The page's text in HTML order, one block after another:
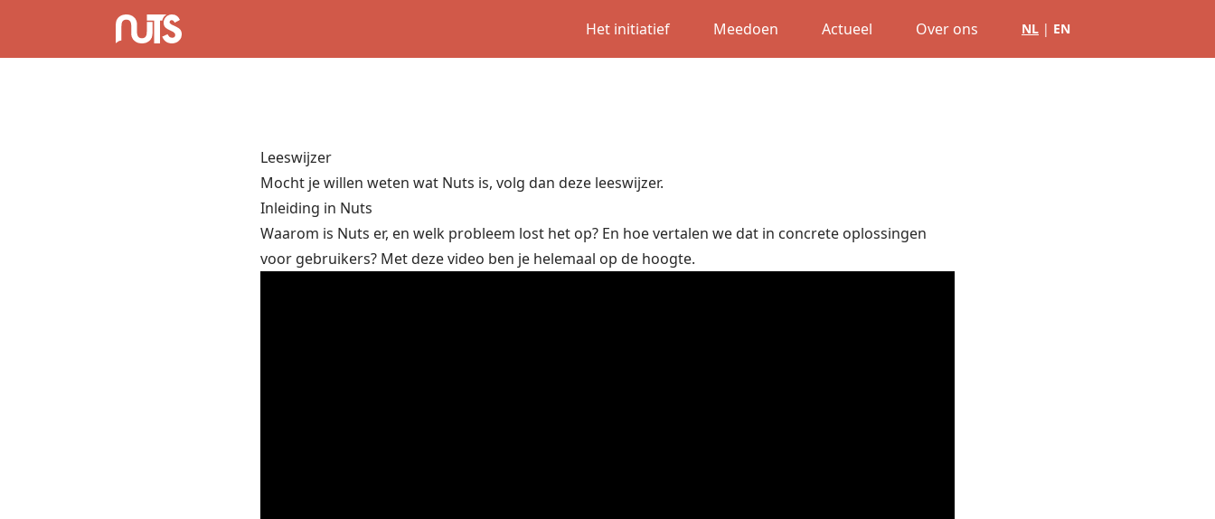
Het initiatief Meedoen Actueel Over ons NL | EN
Leeswijzer
Mocht je willen weten wat Nuts is, volg dan deze leeswijzer.
Inleiding in Nuts
Waarom is Nuts er, en welk probleem lost het op? En hoe vertalen we dat in concrete oplossingen
voor gebruikers? Met deze video ben je helemaal op de hoogte.